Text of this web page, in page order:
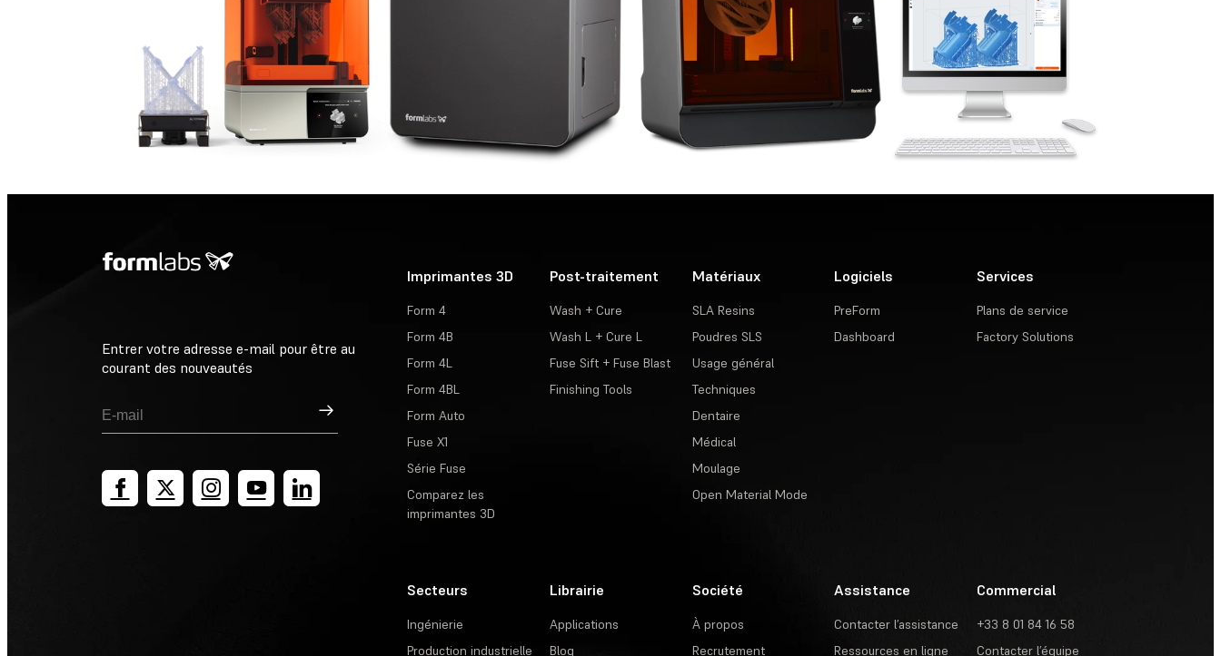
Entrer votre adresse e-mail pour être au
courant des nouveautés
Inscription
Imprimantes 3D
Form 4
Form 4B
Form 4L
Form 4BL
Form Auto
Fuse X1
Série Fuse
Comparez les
imprimantes 3D
Post-traitement
Wash + Cure
Wash L + Cure L
Fuse Sift + Fuse Blast
Finishing Tools
Matériaux
SLA Resins
Poudres SLS
Usage général
Techniques
Dentaire
Médical
Moulage
Open Material Mode
Logiciels
PreForm
Dashboard
Services
Plans de service
Factory Solutions
Secteurs
Ingénierie
Production industrielle
Librairie
Applications
Blog
Société
À propos
Recrutement
Assistance
Contacter l’assistance
Ressources en ligne
Commercial
+33 8 01 84 16 58
Contacter l’équipe